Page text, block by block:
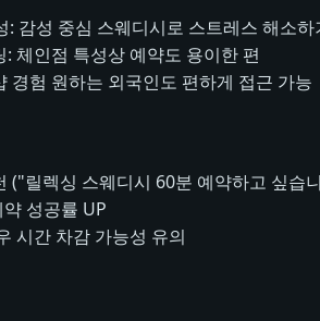
감성 중심 스웨디시로 스트레스 해소하
체인점 특성상 예약도 용이한 편
경험 원하는 외국인도 편하게 접근 가능
("릴렉싱 스웨디시 60분 예약하고 싶습
성공률 UP
시간 차감 가능성 유의